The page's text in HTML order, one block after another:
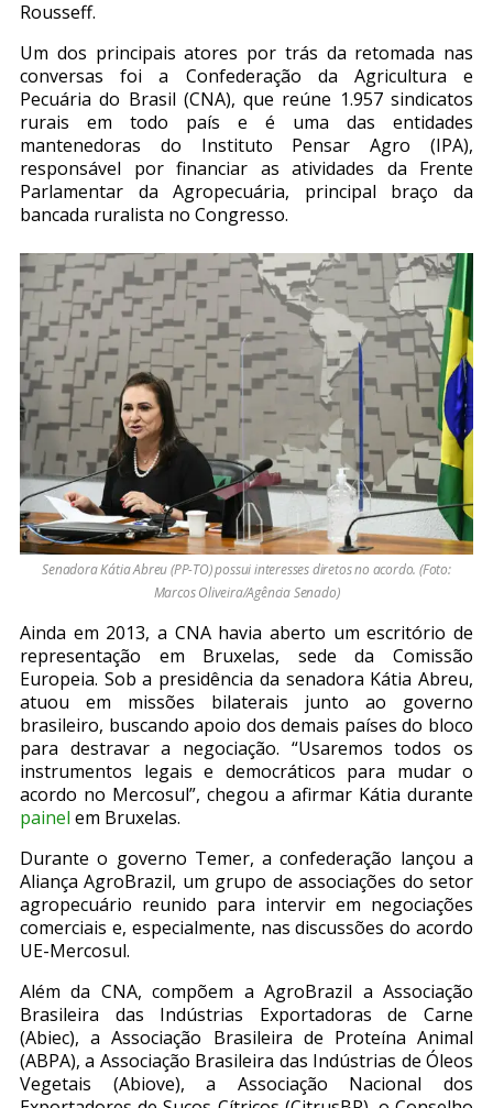
Rousseff.
Um dos principais atores por trás da retomada nas
conversas foi a Confederação da Agricultura e
Pecuária do Brasil (CNA), que reúne 1.957 sindicatos
rurais em todo país e é uma das entidades
mantenedoras do Instituto Pensar Agro (IPA),
responsável por financiar as atividades da Frente
Parlamentar da Agropecuária, principal braço da
bancada ruralista no Congresso.
Senadora Kátia Abreu (PP-TO) possui interesses diretos no acordo. (Foto:
Marcos Oliveira/Agência Senado)
Ainda em 2013, a CNA havia aberto um escritório de
representação em Bruxelas, sede da Comissão
Europeia. Sob a presidência da senadora Kátia Abreu,
atuou em missões bilaterais junto ao governo
brasileiro, buscando apoio dos demais países do bloco
para destravar a negociação. “Usaremos todos os
instrumentos legais e democráticos para mudar o
acordo no Mercosul”, chegou a afirmar Kátia durante
painel em Bruxelas.
Durante o governo Temer, a confederação lançou a
Aliança AgroBrazil, um grupo de associações do setor
agropecuário reunido para intervir em negociações
comerciais e, especialmente, nas discussões do acordo
UE-Mercosul.
Além da CNA, compõem a AgroBrazil a Associação
Brasileira das Indústrias Exportadoras de Carne
(Abiec), a Associação Brasileira de Proteína Animal
(ABPA), a Associação Brasileira das Indústrias de Óleos
Vegetais (Abiove), a Associação Nacional dos